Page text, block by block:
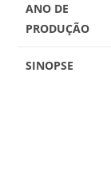
ANO DE
PRODUÇÃO
SINOPSE